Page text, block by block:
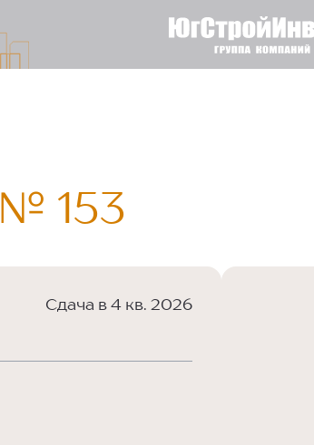
№ 153
Сдача в 4 кв. 2026